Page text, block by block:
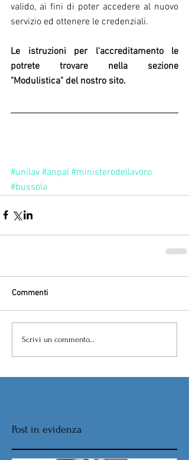
valido, ai fini di poter accedere al nuovo
servizio ed ottenere le credenziali.
Le istruzioni per l'accreditamento le
potrete trovare nella sezione
"Modulistica" del nostro sito.
#unilav #anpal #ministerodellavoro
#bussola
Commenti
Scrivi un commento...
Post in evidenza